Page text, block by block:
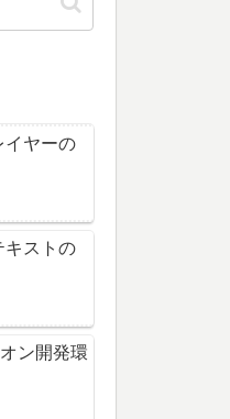
イヤーの
キストの
ン開発環